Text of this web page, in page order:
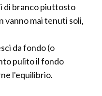
di branco piuttosto
vanno mai tenuti soli,
da fondo (o
pulito il fondo
l'equilibrio.